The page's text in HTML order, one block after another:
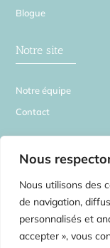
Nous
Nous utilisons des
de navigation,
personnalisés et
accepter », vous
Blogue
Notre site
Notre équipe
Contact
©2026 La Source